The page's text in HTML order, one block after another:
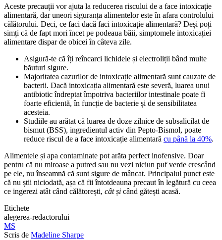
Aceste precauții vor ajuta la reducerea riscului de a face intoxicație
alimentară, dar uneori siguranța alimentelor este în afara controlului
călătorului. Deci, ce faci dacă faci intoxicație alimentară? Deși poți
simți că de fapt mori încet pe podeaua băii, simptomele intoxicației
alimentare dispar de obicei în câteva zile.
Asigură-te că îți reîncarci lichidele și electroliții bând multe
băuturi sigure.
Majoritatea cazurilor de intoxicație alimentară sunt cauzate de
bacterii. Dacă intoxicația alimentară este severă, luarea unui
antibiotic îndreptat împotriva bacteriilor intestinale poate fi
foarte eficientă, în funcție de bacterie și de sensibilitatea
acesteia.
Studiile au arătat că luarea de doze zilnice de subsalicilat de
bismut (BSS), ingredientul activ din Pepto-Bismol, poate
reduce riscul de a face intoxicație alimentară cu până la 40%.
Alimentele și apa contaminate pot arăta perfect inofensive. Doar
pentru că nu miroase a putred sau nu vezi niciun puf verde crescând
pe ele, nu înseamnă că sunt sigure de mâncat. Principalul punct este
că nu știi niciodată, așa că fii întotdeauna precaut în legătură cu ceea
ce ingerezi atât când călătorești, cât și când gătești acasă.
Etichete
alegerea-redactorului
MS
Scris de Madeline Sharpe